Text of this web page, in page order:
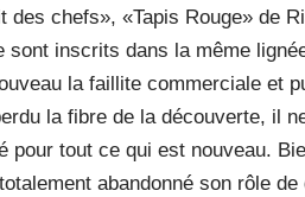
des chefs», «Tapis Rouge» de
sont inscrits dans la même
la faillite commerciale et
la fibre de la découverte, il
pour tout ce qui est nouveau.
abandonné son rôle